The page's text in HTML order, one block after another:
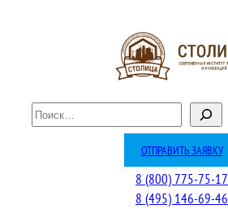
П
о
ОТПРАВИТЬ ЗАЯВКУ
8 (800) 775-75-17
8 (495) 146-69-46